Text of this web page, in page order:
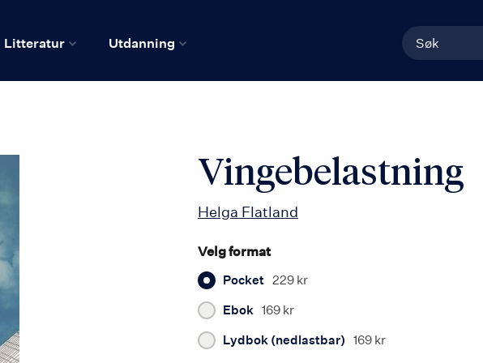
Litteratur Utdanning
Søk
Vingebelastning
Helga Flatland
Velg format
Pocket 229 kr
Ebok 169 kr
Lydbok (nedlastbar) 169 kr